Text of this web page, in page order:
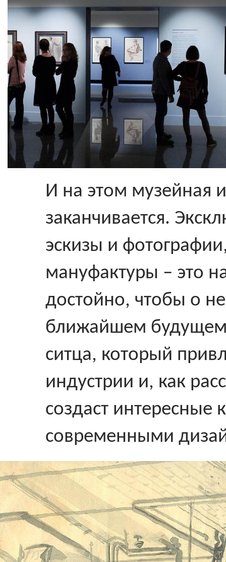
И на этом музейная
заканчивается.
эскизы и
мануфактуры – это
достойно, чтобы о
ближайшем будущем
ситца, который
индустрии и, как
создаст интересные
современными